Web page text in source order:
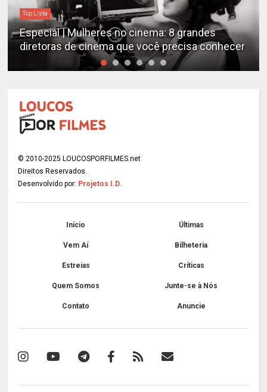
Top Lista
Especial | Mulheres no cinema: 8 grandes
diretoras de cinema que você precisa conhecer
© 2010-2025 LOUCOSPORFILMES.net
Direitos Reservados.
Desenvolvido por: Projetos I.D.
Início Últimas
Vem Aí Bilheteria
Estreias Críticas
Quem Somos Junte-se à Nós
Contato Anuncie